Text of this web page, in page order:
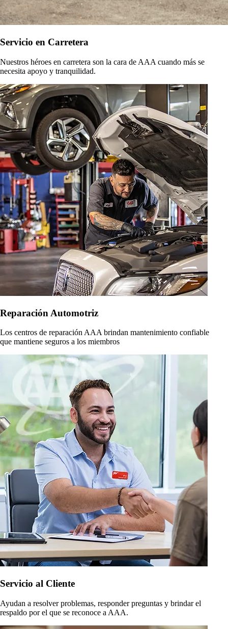
Servicio en Carretera
Nuestros héroes en carretera son la cara de AAA cuando más se
necesita apoyo y tranquilidad.
Reparación Automotriz
Los centros de reparación AAA brindan mantenimiento confiable
que mantiene seguros a los miembros
Servicio al Cliente
Ayudan a resolver problemas, responder preguntas y brindar el
respaldo por el que se reconoce a AAA.